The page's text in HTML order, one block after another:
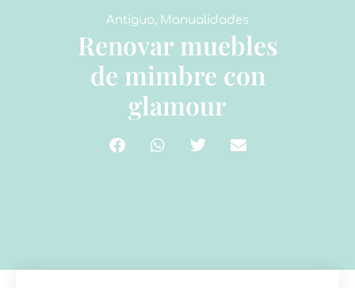
Antiguo, Manualidades
Renovar muebles
de mimbre con
glamour